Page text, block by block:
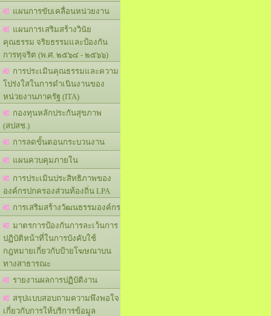
แผนการขับเคลื่อนหน่วยงาน
แผนการเสริมสร้างวินัย
คุณธรรม จริยธรรมและป้องกัน
การทุจริต (พ.ศ. ๒๕๖๔ - ๒๕๖๖)
การประเมินคุณธรรมและความ
โปร่งใสในการดำเนินงานของ
หน่วยงานภาครัฐ (ITA)
กองทุนหลักประกันสุขภาพ
(สปสช.)
การลดขั้นตอนกระบวนงาน
แผนควบคุมภายใน
การประเมินประสิทธิภาพของ
องค์กรปกครองส่วนท้องถิ่น LPA
การเสริมสร้างวัฒนธรรมองค์กร
มาตรการป้องกันการละเว้นการ
ปฏิบัติหน้าที่ในการบังคับใช้
กฎหมายเกี่ยวกับป้ายโฆษณาบน
ทางสาธารณะ
รายงานผลการปฏิบัติงาน
สรุปแบบสอบถามความพึงพอใจ
เกี่ยวกับการให้บริการข้อมูล